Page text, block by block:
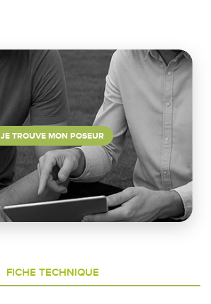
JE TROUVE MON POSEUR
FICHE TECHNIQUE